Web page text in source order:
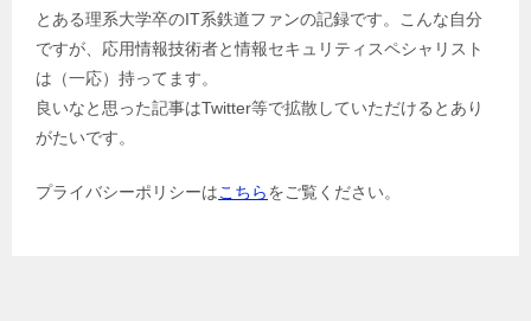
とある理系大学卒のIT系鉄道ファンの記録です。こんな自分
ですが、応用情報技術者と情報セキュリティスペシャリスト
は（一応）持ってます。
良いなと思った記事はTwitter等で拡散していただけるとあり
がたいです。
プライバシーポリシーはこちらをご覧ください。